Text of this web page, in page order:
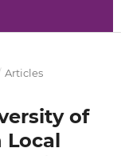
Articles
of
Local